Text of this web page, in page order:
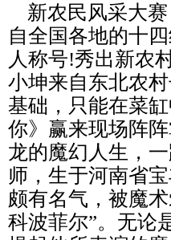
新农民风采大赛
自全国各地的十
人称号!秀出新农
小坤来自东北农
基础，只能在菜
你》赢来现场阵
龙的魔幻人生，
师，生于河南省
颇有名气，被魔
科波菲尔”。无论